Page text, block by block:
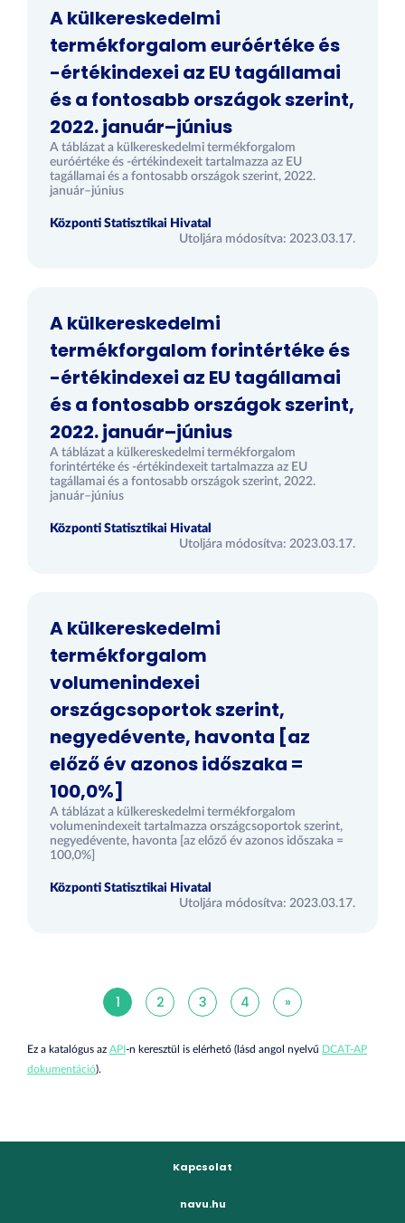
A külkereskedelmi
termékforgalom euróértéke és
-értékindexei az EU tagállamai
és a fontosabb országok szerint,
2022. január–június
A táblázat a külkereskedelmi termékforgalom
euróértéke és -értékindexeit tartalmazza az EU
tagállamai és a fontosabb országok szerint, 2022.
január–június
Központi Statisztikai Hivatal
Utoljára módosítva: 2023.03.17.
A külkereskedelmi
termékforgalom forintértéke és
-értékindexei az EU tagállamai
és a fontosabb országok szerint,
2022. január–június
A táblázat a külkereskedelmi termékforgalom
forintértéke és -értékindexeit tartalmazza az EU
tagállamai és a fontosabb országok szerint, 2022.
január–június
Központi Statisztikai Hivatal
Utoljára módosítva: 2023.03.17.
A külkereskedelmi
termékforgalom
volumenindexei
országcsoportok szerint,
negyedévente, havonta [az
előző év azonos időszaka =
100,0%]
A táblázat a külkereskedelmi termékforgalom
volumenindexeit tartalmazza országcsoportok szerint,
negyedévente, havonta [az előző év azonos időszaka =
100,0%]
Központi Statisztikai Hivatal
Utoljára módosítva: 2023.03.17.
1 2 3 4 »
Ez a katalógus az API-n keresztül is elérhető (lásd angol nyelvű DCAT-AP
dokumentáció).
Kapcsolat
navu.hu